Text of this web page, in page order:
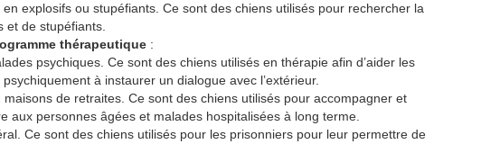
explosifs ou stupéfiants. Ce sont des chiens utilisés pour rechercher la
et de stupéfiants.
thérapeutique :
psychiques. Ce sont des chiens utilisés en thérapie afin d’aider les
à instaurer un dialogue avec l’extérieur.
maisons de retraites. Ce sont des chiens utilisés pour accompagner et
aux personnes âgées et malades hospitalisées à long terme.
Ce sont des chiens utilisés pour les prisonniers pour leur permettre de